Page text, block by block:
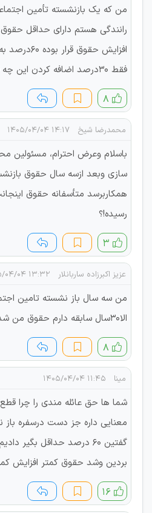
رانندگی هستم دارای حداقل
افزایش حقوق
فقط ۳۰درصد اضافه کردن این چه قانونی است
۸
محمدرضا شیخ ۱۴:۱۷ ۱۴۰۵/۰۴/۰۴
باسلام وعرض احترام، مسئولین
همکاربرسد متأسفانه حقوق
رسیده!؟
۳
عزیز اکبرزاده ساربانلار ۱۳:۳۲ ۱۴۰۵/۰۴/۰۴
من سه سال باز نشسته تامین
الا۳۰سال سابقه دارم حقوق من شده ۱۸۲۰۰میلیون تومان
۸
مینا ۱۱:۴۵ ۱۴۰۵/۰۴/۰۴
شما ها حق عائله مندی را چرا
معنایی داره جز دست درسفره باز
گفتین ۶۰ درصد حداقل بگیر
بردین وشد حقوق کمتر افزایش
۱۶